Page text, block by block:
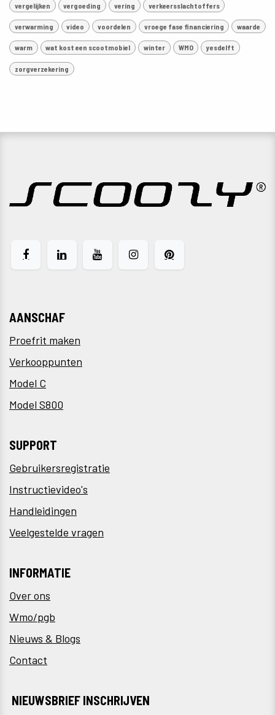
vergelijken vergoeding vering verkeersslachtoffers
verwarming video voordelen vroege fase financiering waarde
warm wat kost een scootmobiel winter WMO yesdelft
zorgverzekering
AANSCHAF
Proefrit maken
Verkooppunten
Model C
Model S800
SUPPORT
Gebruikersregistratie
Instructievideo's
Handleidingen
Veelgestelde vragen
INFORMATIE
Over ons
Wmo/pgb
Nieuws & Blogs
Contact
NIEUWSBRIEF INSCHRIJVEN